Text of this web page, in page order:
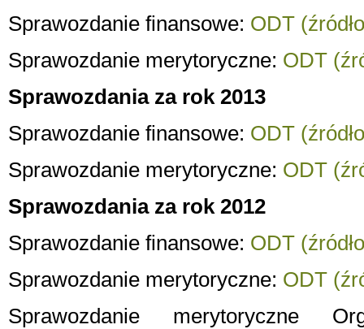
Sprawozdanie finansowe: ODT
Sprawozdanie merytoryczne: ODT
Sprawozdania za rok 2013
Sprawozdanie finansowe: ODT
Sprawozdanie merytoryczne: ODT
Sprawozdania za rok 2012
Sprawozdanie finansowe: ODT
Sprawozdanie merytoryczne: ODT
Sprawozdanie merytoryczne